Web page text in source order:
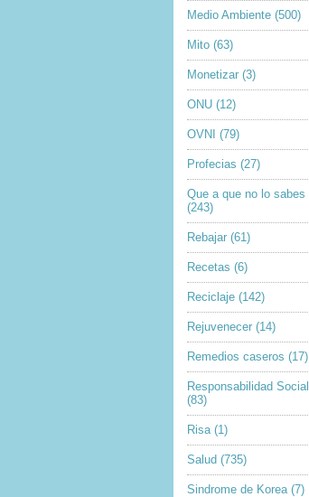
Medio Ambiente (500)
Mito (63)
Monetizar (3)
ONU (12)
OVNI (79)
Profecias (27)
Que a que no lo sabes
(243)
Rebajar (61)
Recetas (6)
Reciclaje (142)
Rejuvenecer (14)
Remedios caseros (17)
Responsabilidad Social
(83)
Risa (1)
Salud (735)
Sindrome de Korea (7)